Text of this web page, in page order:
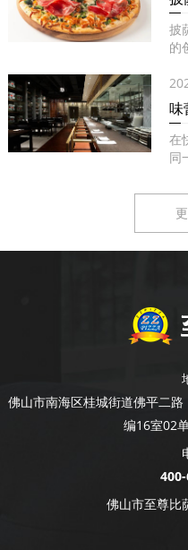
披
的
味
在
同
佛山市南海区桂城街道佛平二
编16室02
佛山市至尊比